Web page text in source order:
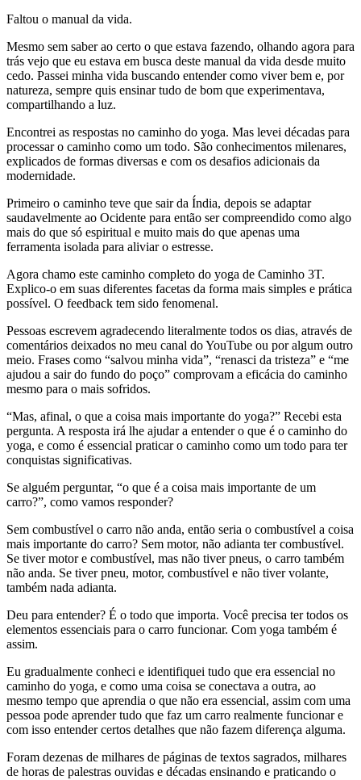
Faltou o manual da vida.
Mesmo sem saber ao certo o que estava fazendo, olhando agora para
trás vejo que eu estava em busca deste manual da vida desde muito
cedo. Passei minha vida buscando entender como viver bem e, por
natureza, sempre quis ensinar tudo de bom que experimentava,
compartilhando a luz.
Encontrei as respostas no caminho do yoga. Mas levei décadas para
processar o caminho como um todo. São conhecimentos milenares,
explicados de formas diversas e com os desafios adicionais da
modernidade.
Primeiro o caminho teve que sair da Índia, depois se adaptar
saudavelmente ao Ocidente para então ser compreendido como algo
mais do que só espiritual e muito mais do que apenas uma
ferramenta isolada para aliviar o estresse.
Agora chamo este caminho completo do yoga de Caminho 3T.
Explico-o em suas diferentes facetas da forma mais simples e prática
possível. O feedback tem sido fenomenal.
Pessoas escrevem agradecendo literalmente todos os dias, através de
comentários deixados no meu canal do YouTube ou por algum outro
meio. Frases como “salvou minha vida”, “renasci da tristeza” e “me
ajudou a sair do fundo do poço” comprovam a eficácia do caminho
mesmo para o mais sofridos.
“Mas, afinal, o que a coisa mais importante do yoga?” Recebi esta
pergunta. A resposta irá lhe ajudar a entender o que é o caminho do
yoga, e como é essencial praticar o caminho como um todo para ter
conquistas significativas.
Se alguém perguntar, “o que é a coisa mais importante de um
carro?”, como vamos responder?
Sem combustível o carro não anda, então seria o combustível a coisa
mais importante do carro? Sem motor, não adianta ter combustível.
Se tiver motor e combustível, mas não tiver pneus, o carro também
não anda. Se tiver pneu, motor, combustível e não tiver volante,
também nada adianta.
Deu para entender? É o todo que importa. Você precisa ter todos os
elementos essenciais para o carro funcionar. Com yoga também é
assim.
Eu gradualmente conheci e identifiquei tudo que era essencial no
caminho do yoga, e como uma coisa se conectava a outra, ao
mesmo tempo que aprendia o que não era essencial, assim com uma
pessoa pode aprender tudo que faz um carro realmente funcionar e
com isso entender certos detalhes que não fazem diferença alguma.
Foram dezenas de milhares de páginas de textos sagrados, milhares
de horas de palestras ouvidas e décadas ensinando e praticando o